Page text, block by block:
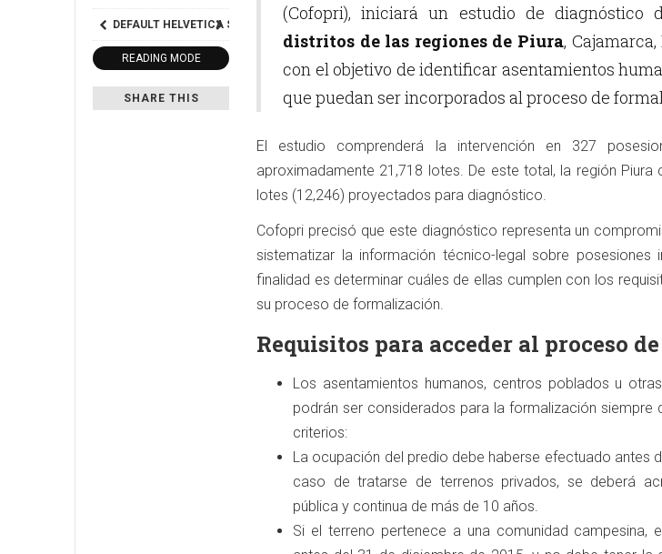
DEFAULT HELVETICA SEGOE GEORGIA TIMES
READING MODE
SHARE THIS
(Cofopri), iniciará un estudio de diagnóstico
distritos de las regiones de Piura,
con el objetivo de identificar asentamientos
que puedan ser incorporados al proceso de
El estudio comprenderá la intervención en 327
aproximadamente 21,718 lotes. De este total, la región
lotes (12,246) proyectados para diagnóstico.
Cofopri precisó que este diagnóstico representa un
sistematizar la información técnico-legal sobre posesiones
finalidad es determinar cuáles de ellas cumplen con los
su proceso de formalización.
Requisitos para acceder al proceso
Los asentamientos humanos, centros poblados u
podrán ser considerados para la formalización siempre
criterios:
La ocupación del predio debe haberse efectuado antes
caso de tratarse de terrenos privados, se deberá
pública y continua de más de 10 años.
Si el terreno pertenece a una comunidad campesina,